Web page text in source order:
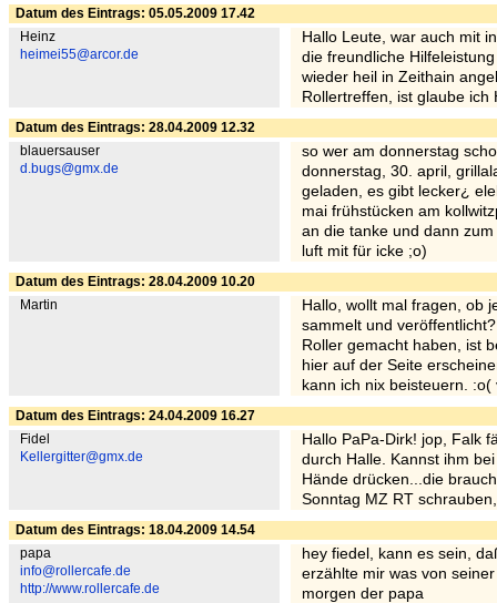
Datum des Eintrags: 05.05.2009 17.42
Heinz
heimei55@arcor.de
Hallo Leute, war auch mit
die freundliche
wieder heil in Zeithain
Rollertreffen, ist glaube ich
Datum des Eintrags: 28.04.2009 12.32
blauersauser
d.bugs@gmx.de
so wer am donnerstag
donnerstag, 30. april,
geladen, es gibt lecker¿
mai frühstücken am
an die tanke und dann
luft mit für icke ;o)
Datum des Eintrags: 28.04.2009 10.20
Martin
Hallo, wollt mal fragen, ob
sammelt und
Roller gemacht haben, ist
hier auf der Seite
kann ich nix beisteuern.
Datum des Eintrags: 24.04.2009 16.27
Fidel
Kellergitter@gmx.de
Hallo PaPa-Dirk! jop, Falk
durch Halle. Kannst ihm
Hände drücken...die
Sonntag MZ RT
Datum des Eintrags: 18.04.2009 14.54
papa
info@rollercafe.de
http://www.rollercafe.de
hey fiedel, kann es sein,
erzählte mir was von
morgen der papa